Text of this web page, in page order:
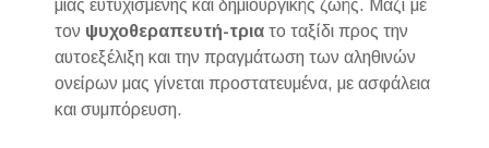
μιας ευτυχισμένης και δημιουργικής ζωής. Μαζί με
τον ψυχοθεραπευτή-τρια το ταξίδι προς την
αυτοεξέλιξη και την πραγμάτωση των αληθινών
ονείρων μας γίνεται προστατευμένα, με ασφάλεια
και συμπόρευση.